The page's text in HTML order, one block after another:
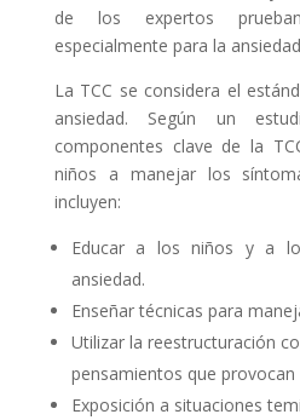
de los expertos
especialmente para la
La TCC se considera el
ansiedad. Según un
componentes clave de la
niños a manejar los
incluyen:
Educar a los niños y a
ansiedad.
Enseñar técnicas para
Utilizar la reestructuración
pensamientos que provocan
Exposición a situaciones